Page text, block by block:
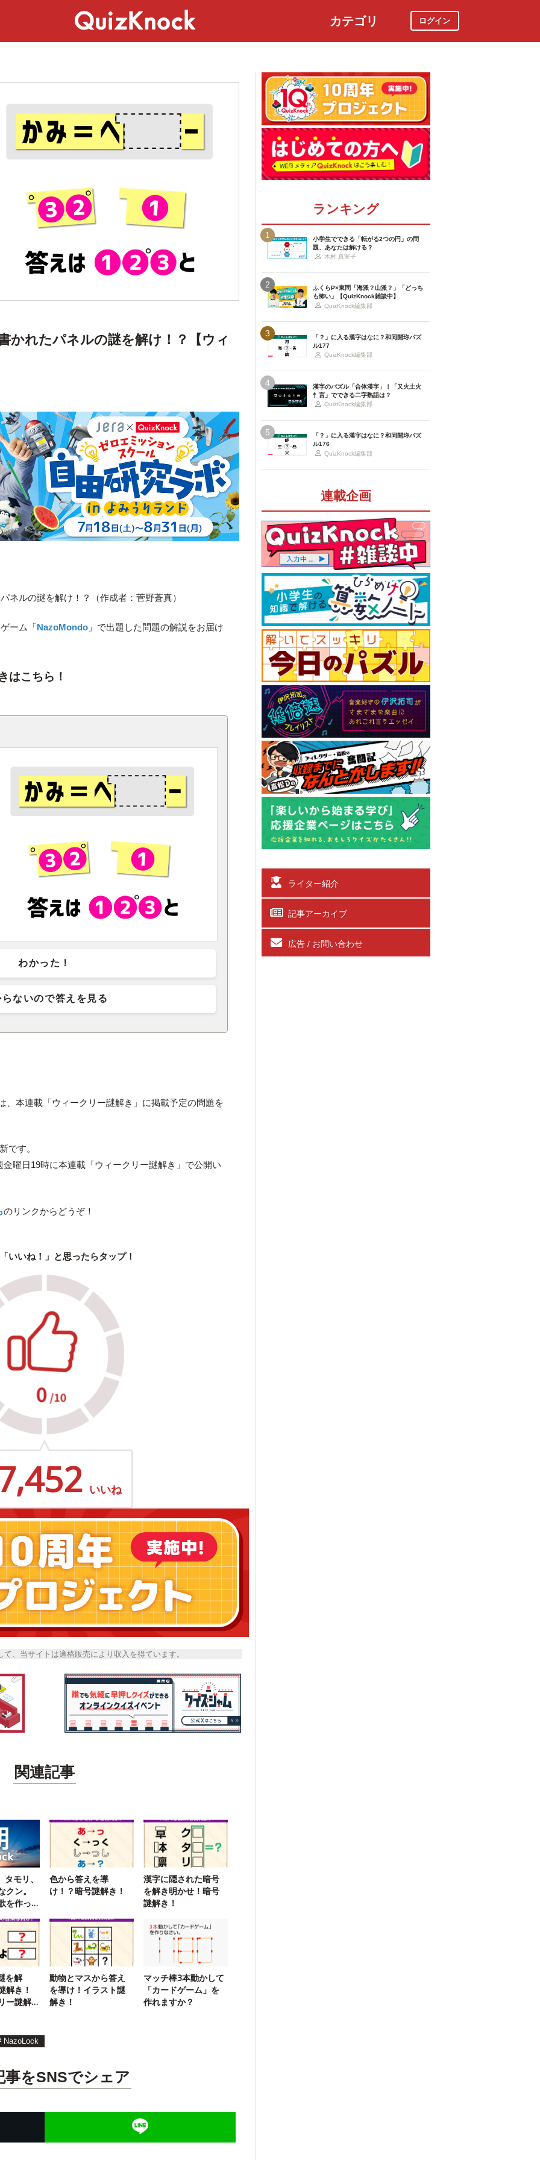
カテゴリ ログイン
かれたパネルの謎を解け！？【ウィ
ネルの謎を解け！？（作成者：菅野蒼真）
ーム「NazoMondo 」で出題した問題の解説をお届け
はこちら！
わかった！
ないので答えを見る
、本連載「ウィークリー謎解き」に掲載予定の問題を
です。
曜日19時に本連載「ウィークリー謎解き」で公開い
のリンクからどうぞ！
いいね！」と思ったらタップ！
いいね
、当サイトは適格販売により収入を得ています。
関連記事
モリ、
クン。
を作っ
色から答えを導
け！？暗号謎解き！
漢字に隠された暗号
を解き明かせ！暗号
謎解き！
を解
解き！
ー謎解
動物とマスから答え
を導け！イラスト謎
解き！
マッチ棒3本動かして
「カードゲーム」を
作れますか？
NazoLock
事をSNSでシェア
ランキング
1
小学生でできる「転がる2つの円」の問
題、あなたは解ける？
木村 真実子
2
ふくらP×東問「海派？山派？」「どっち
も怖い」【QuizKnock雑談中】
QuizKnock編集部
3
「？」に入る漢字はなに？和同開珎パズ
ル177
QuizKnock編集部
4
漢字のパズル「合体漢字」！「又火土火
忄言」でできる二字熟語は？
QuizKnock編集部
5
「？」に入る漢字はなに？和同開珎パズ
ル176
QuizKnock編集部
連載企画
ライター紹介
記事アーカイブ
広告 / お問い合わせ